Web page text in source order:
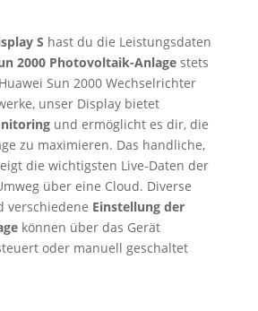
S hast du die Leistungsdaten
2000 Photovoltaik-Anlagestets
Sun 2000 Wechselrichter
unser Display bietet
und ermöglicht es dir, die
zu maximieren. Das handliche,
die wichtigsten Live-Daten der
über eine Cloud. Diverse
verschiedene Einstellung der
können über das Gerät
oder manuell geschaltet